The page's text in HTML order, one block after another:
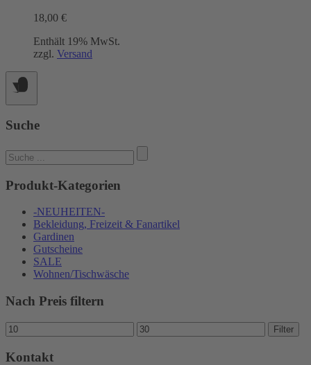
18,00 €
Enthält 19% MwSt.
zzgl. Versand
Suche
Suchen
nach:
Produkt-Kategorien
-NEUHEITEN-
Bekleidung, Freizeit & Fanartikel
Gardinen
Gutscheine
SALE
Wohnen/Tischwäsche
Nach Preis filtern
Min.
Preis
Max.
Preis
Filter
Kontakt